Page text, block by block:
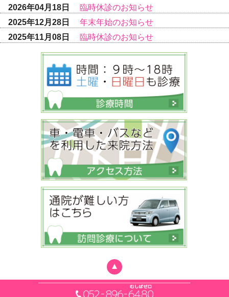
2026年04月18日
臨時休診のお知らせ
2025年12月28日
年末年始のお知らせ
2025年11月08日
臨時休診のお知らせ